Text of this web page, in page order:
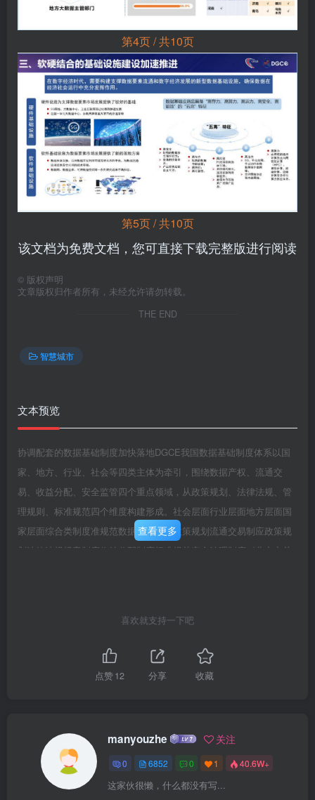
第4页 / 共10页
第5页 / 共10页
该文档为免费文档，您可直接下载完整版进行阅读
© 版权声明
文章版权归作者所有，未经允许请勿转载。
THE END
智慧城市
文本预览
协调配套的数据基础制度加快落地DGCE我国数据基础制度体系以国
家、地方、行业、社会等四类主体为牵引，围绕数据产权、流通交
易、收益分配、安全监管四个重点领域，从政策规划、法律法规、管
理规则、标准规范四个维度构建形成。社会层面行业层面地方层面国
家层面综合类制度准规范数据产权制度政策规划流通交易制应政策规
划法律法规规章制度收益分配制度标准规范安全治理制度《北京市关
湖北古敬字经济发《浙江省公共数掘山东省效据知识产权《浙江省数
据透产谢以展“十四五”规划】条例》登记篱理规则（试行）工作指南
《四川省数据采例广东省致据知识产权《广西数据要素市登记服务指
查看更多
喜欢就支持一下吧
点赞12 分享 收藏
manyouzhe 关注
0 6852 0 1 40.6W+
这家伙很懒，什么都没有写...